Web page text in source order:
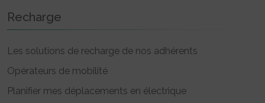
Recharge
Les solutions de recharge de nos adhérents
Opérateurs de mobilité
Planifier mes déplacements en électrique